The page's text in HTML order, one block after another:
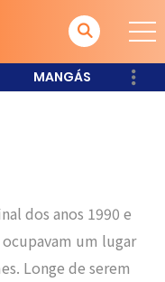
MANGÁS
dos anos 1990 e
um lugar
Longe de serem